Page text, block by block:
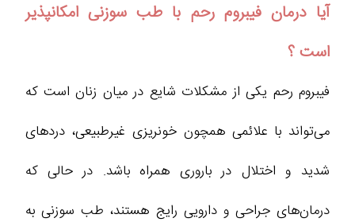
آیا درمان فیبروم رحم با طب سوزنی امکانپذیر
است ؟
فیبروم رحم یکی از مشکلات شایع در میان زنان است که
می‌تواند با علائمی همچون خونریزی غیرطبیعی، دردهای
شدید و اختلال در باروری همراه باشد. در حالی که
درمان‌های جراحی و دارویی رایج هستند، طب سوزنی به